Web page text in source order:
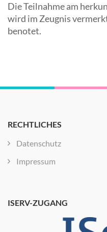
Die Teilnahme am
wird im Zeugnis
benotet.
RECHTLICHES
Datenschutz
Impressum
ISERV-ZUGANG